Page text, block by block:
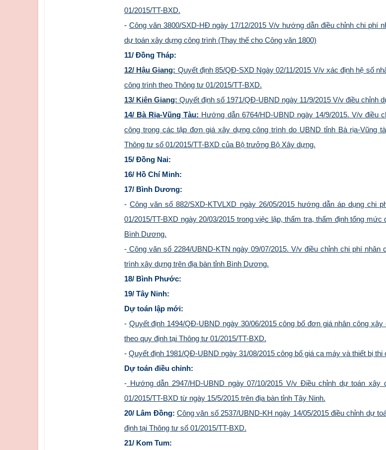
01/2015/TT-BXD.
- Công văn 3800/SXD-HĐ ngày 17/12/2015 V/v hướng dẫn điều chỉnh chi phí
dự toán xây dựng công trình (Thay thế cho Công văn 1800)
11/ Đồng Tháp:
12/ Hậu Giang: Quyết định 85/QĐ-SXD Ngày 02/11/2015 V/v xác định hệ số
công trình theo Thông tư 01/2015/TT-BXD.
13/ Kiên Giang: Quyết định số 1971/QĐ-UBND ngày 11/9/2015 V/v điều chỉnh
14/ Bà Rịa-Vũng Tàu: Hướng dẫn 6764/HD-UBND ngày 14/9/2015. V/v điều
công trong các tập đơn giá xây dựng công trình do UBND tỉnh Bà rịa-Vũng
Thông tư số 01/2015/TT-BXD của Bộ trưởng Bộ Xây dựng.
15/ Đồng Nai:
16/ Hồ Chí Minh:
17/ Bình Dương:
-Công văn số 882/SXD-KTVLXD ngày 26/05/2015 hướng dẫn áp dụng chi
01/2015/TT-BXD ngày 20/03/2015 trong việc lập, thẩm tra, thẩm định tổng
Bình Dương.
- Công văn số 2284/UBND-KTN ngày 09/07/2015. V/v điều chỉnh chi phí nhân
trình xây dựng trên địa bàn tỉnh Bình Dương.
18/ Bình Phước:
19/ Tây Ninh:
Dự toán lập mới:
- Quyết định 1494/QĐ-UBND ngày 30/06/2015 công bố đơn giá nhân công
theo quy định tại Thông tư 01/2015/TT-BXD.
- Quyết định 1981/QĐ-UBND ngày 31/08/2015 công bố giá ca máy và thiết bị thi
Dự toán điều chỉnh:
- Hướng dẫn 2947/HD-UBND ngày 07/10/2015 V/v Điều chỉnh dự toán xây
01/2015/TT-BXD từ ngày 15/5/2015 trên địa bàn tỉnh Tây Ninh.
20/ Lâm Đồng: Công văn số 2537/UBND-KH ngày 14/05/2015 điều chỉnh dự
định tại Thông tư số 01/2015/TT-BXD.
21/ Kom Tum: